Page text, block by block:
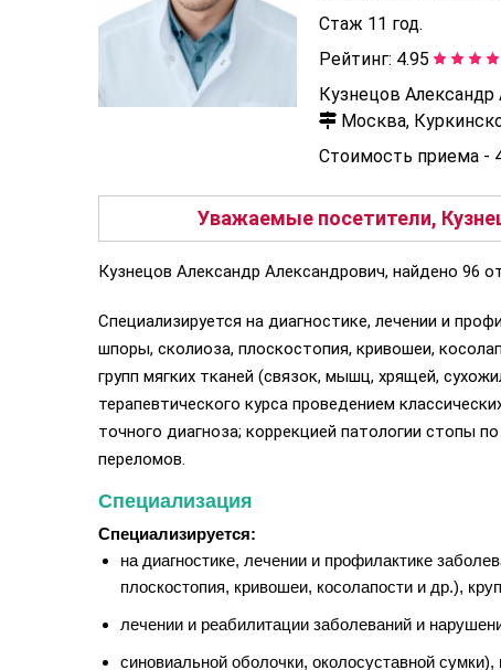
Стаж 11 год.
Рейтинг: 4.95
Кузнецов Александр
Москва,
Стоимость приема -
Уважаемые посетители,
Кузнецов Александр Александрович, найдено 96
Специализируется на диагностике, лечении и
шпоры, сколиоза, плоскостопия, кривошеи,
групп мягких тканей (связок, мышц, хрящей,
терапевтического курса проведением
точного диагноза; коррекцией патологии стопы
переломов.
Специализация
Специализируется:
на диагностике, лечении и профилактике
плоскостопия, кривошеи, косолапости и др.),
лечении и реабилитации заболеваний и
синовиальной оболочки, околосуставной